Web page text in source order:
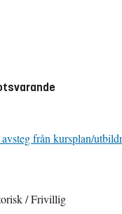
från kursplan/
/ Frivillig